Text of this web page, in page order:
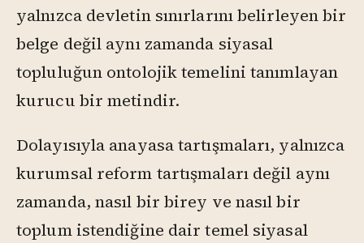
yalnızca devletin sınırlarını belirleyen bir
belge değil aynı zamanda siyasal
topluluğun ontolojik temelini tanımlayan
kurucu bir metindir.
Dolayısıyla anayasa tartışmaları, yalnızca
kurumsal reform tartışmaları değil aynı
zamanda, nasıl bir birey ve nasıl bir
toplum istendiğine dair temel siyasal